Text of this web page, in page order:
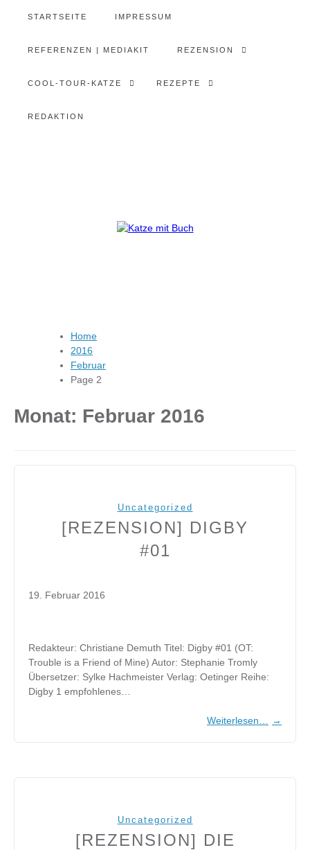
STARTSEITE IMPRESSUM
REFERENZEN | MEDIAKIT REZENSION
COOL-TOUR-KATZE REZEPTE
REDAKTION
Home
2016
Februar
Page 2
Monat: Februar 2016
Uncategorized
[REZENSION] DIGBY
#01
19. Februar 2016
Redakteur: Christiane Demuth Titel: Digby #01 (OT:
Trouble is a Friend of Mine) Autor: Stephanie Tromly
Übersetzer: Sylke Hachmeister Verlag: Oetinger Reihe:
Digby 1 empfohlenes…
Weiterlesen… →
Uncategorized
[REZENSION] DIE